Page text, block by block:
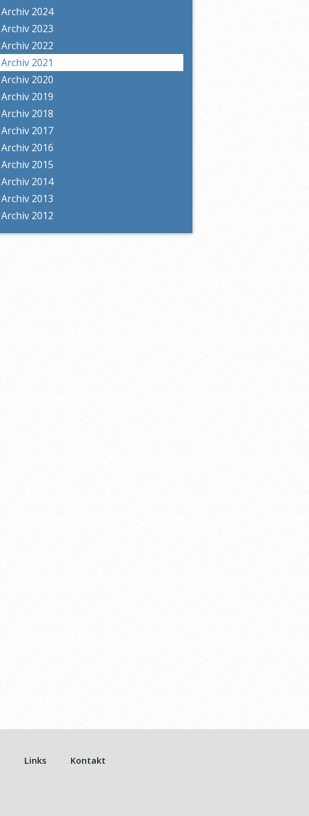
Archiv 2024
Archiv 2023
Archiv 2022
Archiv 2021
Archiv 2020
Archiv 2019
Archiv 2018
Archiv 2017
Archiv 2016
Archiv 2015
Archiv 2014
Archiv 2013
Archiv 2012
Links Kontakt